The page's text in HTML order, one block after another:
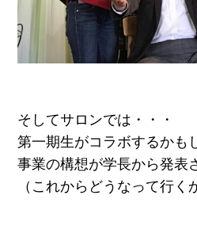
そしてサロンでは・・・
第一期生がコラボするかも
事業の構想が学長から発表
（これからどうなって行く